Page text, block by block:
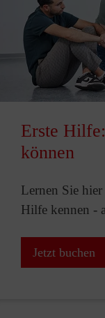
Erste
können
Lernen Sie
Hilfe kennen -
Jetzt buchen